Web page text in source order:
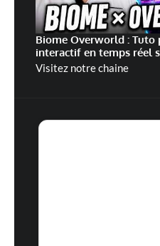
Biome Overworld : Tuto
interactif en temps réel
Visitez notre chaine